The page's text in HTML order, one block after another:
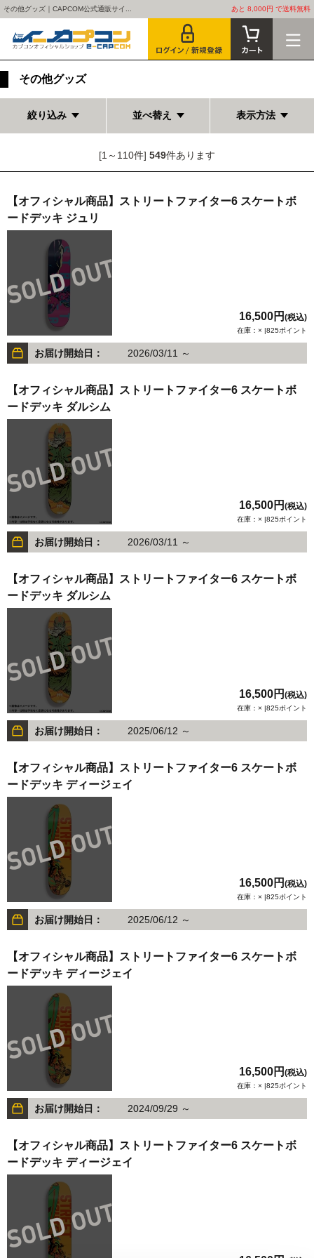
その他グッズ｜CAPCOM公式通販サイ... あと 8,000円 で送料無料
その他グッズ
絞り込み 並べ替え 表示方法
[1～110件] 549件あります
【オフィシャル商品】ストリートファイター6 スケートボ
ードデッキ ジュリ
16,500円 (税込)
在庫：× |825ポイント
お届け開始日： 2026/03/11 ～
【オフィシャル商品】ストリートファイター6 スケートボ
ードデッキ ダルシム
16,500円 (税込)
在庫：× |825ポイント
お届け開始日： 2026/03/11 ～
【オフィシャル商品】ストリートファイター6 スケートボ
ードデッキ ダルシム
16,500円 (税込)
在庫：× |825ポイント
お届け開始日： 2025/06/12 ～
【オフィシャル商品】ストリートファイター6 スケートボ
ードデッキ ディージェイ
16,500円 (税込)
在庫：× |825ポイント
お届け開始日： 2025/06/12 ～
【オフィシャル商品】ストリートファイター6 スケートボ
ードデッキ ディージェイ
16,500円 (税込)
在庫：× |825ポイント
お届け開始日： 2024/09/29 ～
【オフィシャル商品】ストリートファイター6 スケートボ
ードデッキ ディージェイ